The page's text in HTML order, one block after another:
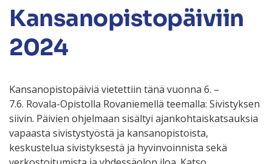
Kansanopistopäiviin
2024
Kansanopistopäiviä vietettiin tänä vuonna 6. –
7.6. Rovala-Opistolla Rovaniemellä teemalla: Sivistyksen
siivin. Päivien ohjelmaan sisältyi ajankohtaiskatsauksia
vapaasta sivistystyöstä ja kansanopistoista,
keskustelua sivistyksestä ja hyvinvoinnista sekä